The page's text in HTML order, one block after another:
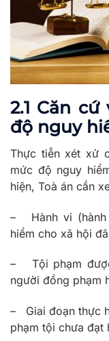
2.1 Căn
độ nguy
Thực tiễn xét xử
mức độ nguy
hiện, Toà án cần
– Hành vi (hành
hiểm cho xã hội
– Tội phạm
người đồng phạm
– Giai đoạn thực
phạm tội chưa đạt